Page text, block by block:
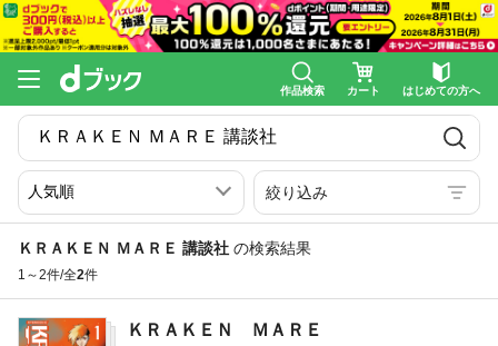
作品検索 カート はじめての方へ
絞り込み
ＫＲＡＫＥＮ ＭＡＲＥ 講談社 の検索結果
1～2件/全2件
ＫＲＡＫＥＮ ＭＡＲＥ